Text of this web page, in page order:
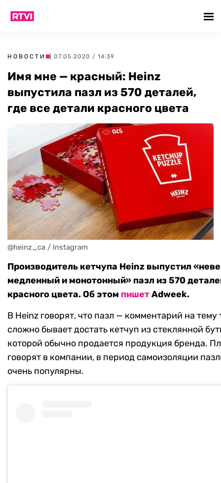
НОВОСТИ | 07.05.2020 / 14:39
Имя мне — красный: Heinz
выпустила пазл из 570 деталей,
где все детали красного цвета
@heinz_ca / Instagram
Производитель кетчупа Heinz выпустил
медленный и монотонный» пазл из 570
красного цвета. Об этом пишетAdweek.
В Heinz говорят, что пазл — комментарий на тему
сложно бывает достать кетчуп из стеклянной
которой обычно продается продукция бренда.
говорят в компании, в период самоизоляции
очень популярны.